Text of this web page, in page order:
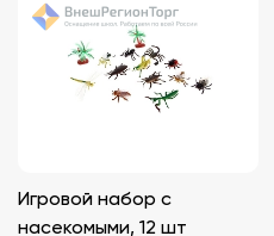
Игровой набор с
насекомыми, 12 шт